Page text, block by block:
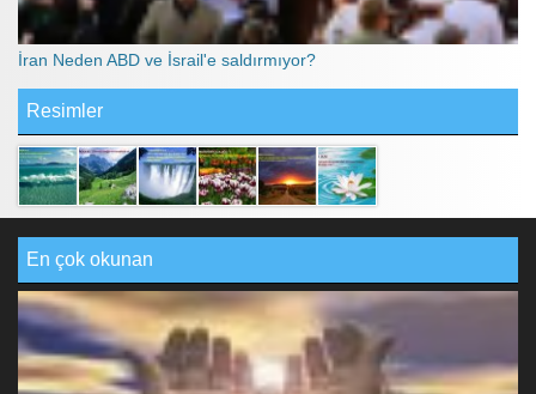
İran Neden ABD ve İsrail'e saldırmıyor?
Resimler
En çok okunan